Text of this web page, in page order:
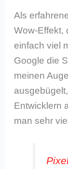
Als
Wow-Effekt,
einfach viel
Google die
meinen
Entwicklern
man sehr